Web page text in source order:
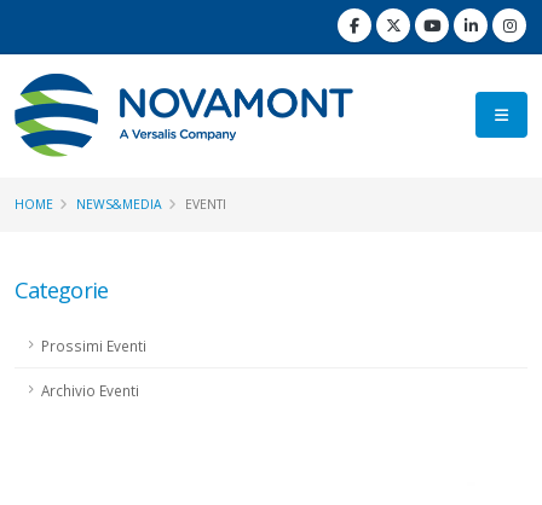
HOME NEWS&MEDIA EVENTI
Categorie
Prossimi Eventi
Archivio Eventi